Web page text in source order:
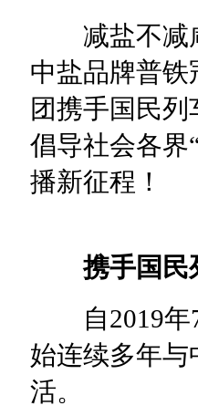
减盐不减咸
中盐品牌普
团携手国民
倡导社会各界
播新征程！
携手国民
自2019年7
始连续多年
活。